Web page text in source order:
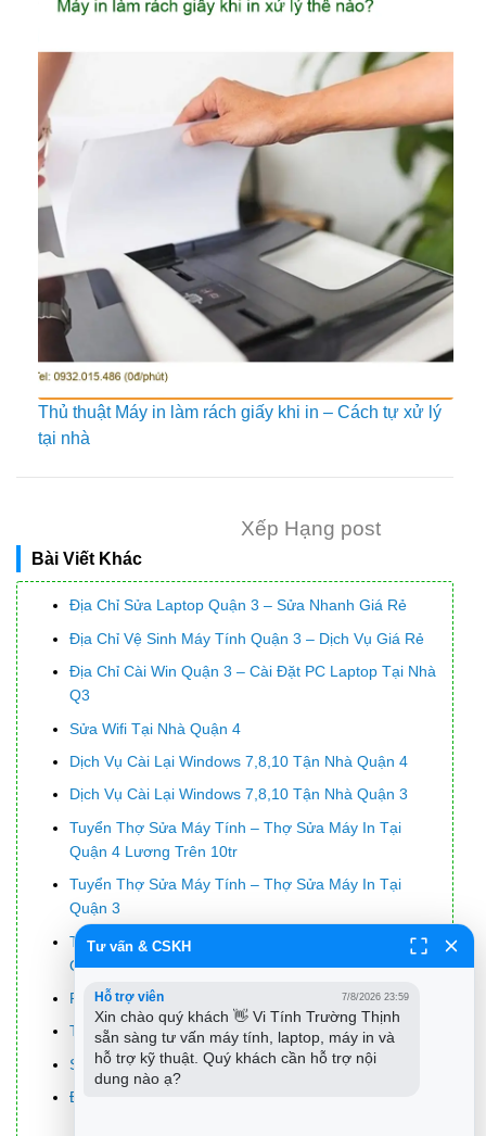
Thủ thuật Máy in làm rách giấy khi in – Cách tự xử lý
tại nhà
Xếp Hạng post
Bài Viết Khác
Địa Chỉ Sửa Laptop Quận 3 – Sửa Nhanh Giá Rẻ
Địa Chỉ Vệ Sinh Máy Tính Quận 3 – Dịch Vụ Giá Rẻ
Địa Chỉ Cài Win Quận 3 – Cài Đặt PC Laptop Tại Nhà
Q3
Sửa Wifi Tại Nhà Quận 4
Dịch Vụ Cài Lại Windows 7,8,10 Tận Nhà Quận 4
Dịch Vụ Cài Lại Windows 7,8,10 Tận Nhà Quận 3
Tuyển Thợ Sửa Máy Tính – Thợ Sửa Máy In Tại
Quận 4 Lương Trên 10tr
Tuyển Thợ Sửa Máy Tính – Thợ Sửa Máy In Tại
Quận 3
Top 10 Công Ty Thay Mực Máy In Phun Màu Ở Tại
Quận Thủ Đức Tphcm
Pin Laptop Asus K40 Giá Rẻ Nhất
Top 10 Công Ty Chống Thấm Ở Tại Quận 9 Tphcm
So sánh VirtualBox, VMWare và Hyper-V
Địa Chỉ Sửa Máy Tính Chạy Chậm Quận 3 Giá Rẻ
Tư vấn & CSKH
Hỗ trợ viên 7/8/2026 23:59
Xin chào quý khách 👋 Vi Tính Trường Thịnh
sẵn sàng tư vấn máy tính, laptop, máy in và
hỗ trợ kỹ thuật. Quý khách cần hỗ trợ nội
dung nào ạ?